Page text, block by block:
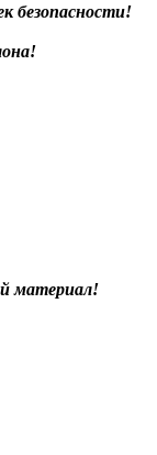
безопасности!
материал!